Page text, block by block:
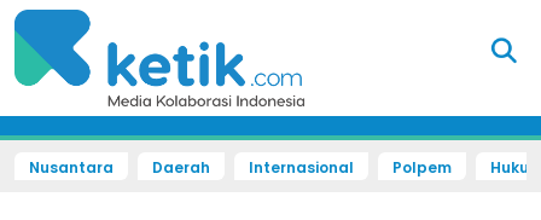
Nusantara Daerah Internasional Polpem